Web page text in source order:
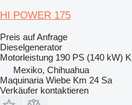
HI POWER 175
Preis auf Anfrage
Dieselgenerator
Motorleistung 190 PS (140 kW)
Mexiko, Chihuahua
Maquinaria Wiebe Km 24 Sa
Verkäufer kontaktieren